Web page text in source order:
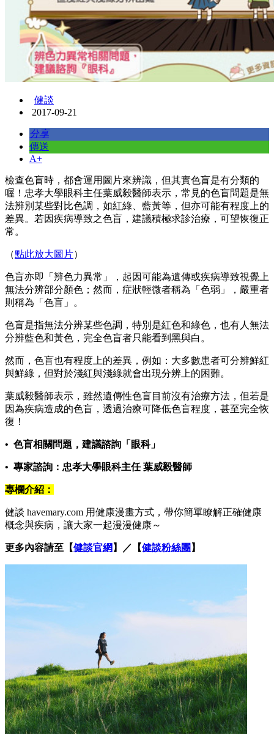
健談
2017-09-21
分享
傳送
A+
檢查色盲時，都會運用圖片來辨識，但其實色盲是有分類的
喔！忠孝大學眼科主任葉威毅醫師表示，常見的色盲問題是無
法辨別某些對比色調，如紅綠、藍黃等，但亦可能有程度上的
差異。若因疾病導致之色盲，建議積極求診治療，可望恢復正
常。
（點此放大圖片）
色盲亦即「辨色力異常」，起因可能為遺傳或疾病導致視覺上
無法分辨部分顏色；然而，症狀輕微者稱為「色弱」，嚴重者
則稱為「色盲」。
色盲是指無法分辨某些色調，特別是紅色和綠色，也有人無法
分辨藍色和黃色，完全色盲者只能看到黑與白。
然而，色盲也有程度上的差異，例如：大多數患者可分辨鮮紅
與鮮綠，但對於淺紅與淺綠就會出現分辨上的困難。
葉威毅醫師表示，雖然遺傳性色盲目前沒有治療方法，但若是
因為疾病造成的色盲，透過治療可降低色盲程度，甚至完全恢
復！
• 色盲相關問題，建議諮詢「眼科」
• 專家諮詢：忠孝大學眼科主任 葉威毅醫師
專欄介紹：
健談 havemary.com 用健康漫畫方式，帶你簡單瞭解正確健康
概念與疾病，讓大家一起漫漫健康～
更多內容請至【健談官網 】／【健談粉絲團 】